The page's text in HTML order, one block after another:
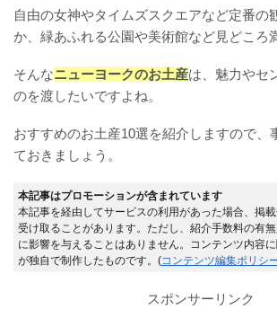
自由の女神やタイムズスクエアなど定番の
か、緑あふれる公園や美術館など見どころ
そんなニューヨークのお土産は、魅力やセ
のを渡したいですよね。
おすすめのお土産10選を紹介しますので、
ておきましょう。
本記事はプロモーションが含まれています
本記事を経由してサービスの利用があった場合、掲
受け取ることがあります。ただし、紹介手数料の有
に影響を与えることはありません。コンテンツ内容
が独自で制作したものです。(コンテンツ編集ポリシ
スポンサーリンク